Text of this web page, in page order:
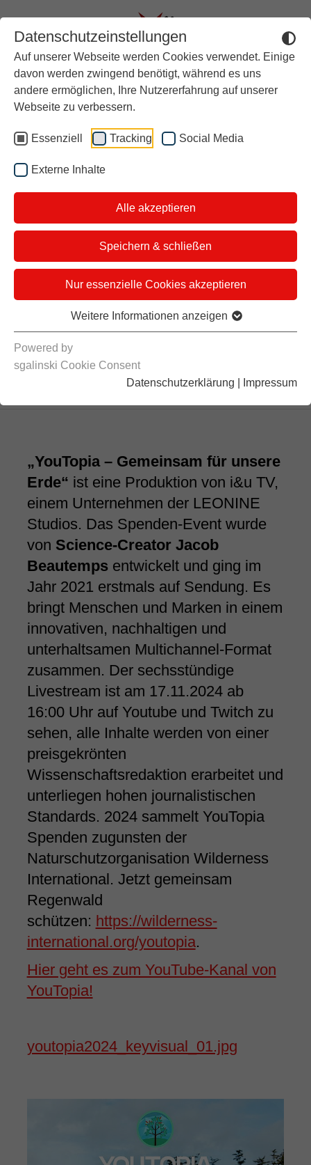
Datenschutzeinstellungen
Auf unserer Webseite werden Cookies verwendet. Einige
davon werden zwingend benötigt, während es uns
andere ermöglichen, Ihre Nutzererfahrung auf unserer
Webseite zu verbessern.
Essenziell Tracking Social Media
Externe Inhalte
Alle akzeptieren
Speichern & schließen
Nur essenzielle Cookies akzeptieren
Weitere Informationen anzeigen
Powered by
sgalinski Cookie Consent
Datenschutzerklärung
Impressum
AM 17.11.2024 AB 16:00
TWITCH!
„YouTopia – Gemeinsam für
unsere Erde“
„YouTopia – Gemeinsam für unsere
Erde“ ist eine Produktion von i&u TV,
einem Unternehmen der LEONINE
Studios. Das Spenden-Event wurde
von Science-Creator Jacob
Beautempsentwickelt und ging im
Jahr 2021 erstmals auf Sendung. Es
bringt Menschen und Marken in einem
innovativen, nachhaltigen und
unterhaltsamen Multichannel-Format
zusammen. Der sechsstündige
Livestream ist am 17.11.2024 ab
16:00 Uhr auf Youtube und Twitch zu
sehen, alle Inhalte werden von einer
preisgekrönten
Wissenschaftsredaktion erarbeitet und
unterliegen hohen journalistischen
Standards. 2024 sammelt YouTopia
Spenden zugunsten der
Naturschutzorganisation Wilderness
International. Jetzt gemeinsam
Regenwald
schützen: https://wilderness-
international.org/youtopia.
Hier geht es zum YouTube-Kanal von
YouTopia!
youtopia2024_keyvisual_01.jpg
Aktuell
Rückblick
Über stern TV
Der Moderator
i&u Studios